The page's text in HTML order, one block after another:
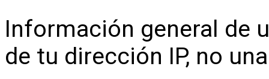
Información general de
de tu dirección IP, no